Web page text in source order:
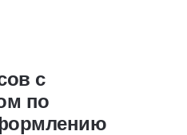
управление (ГМУ)
с
по